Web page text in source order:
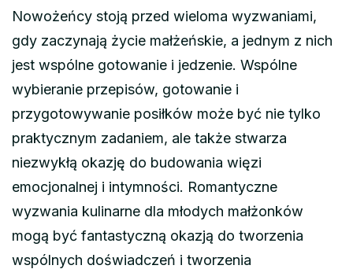
Nowożeńcy stoją przed wieloma wyzwaniami,
gdy zaczynają życie małżeńskie, a jednym z nich
jest wspólne gotowanie i jedzenie. Wspólne
wybieranie przepisów, gotowanie i
przygotowywanie posiłków może być nie tylko
praktycznym zadaniem, ale także stwarza
niezwykłą okazję do budowania więzi
emocjonalnej i intymności. Romantyczne
wyzwania kulinarne dla młodych małżonków
mogą być fantastyczną okazją do tworzenia
wspólnych doświadczeń i tworzenia